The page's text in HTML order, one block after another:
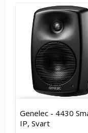
Genelec - 4430
IP, Svart